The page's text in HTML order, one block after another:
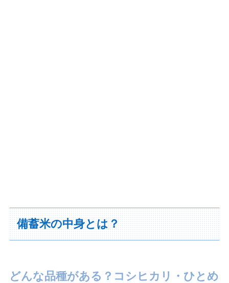
備蓄米の中身とは？
どんな品種がある？コシヒカリ・ひとめ